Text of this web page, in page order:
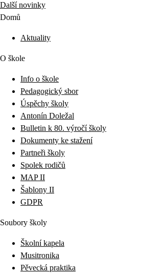
Další novinky
Domů
Aktuality
O škole
Info o škole
Pedagogický sbor
Úspěchy školy
Antonín Doležal
Bulletin k 80. výročí školy
Dokumenty ke stažení
Partneři školy
Spolek rodičů
MAP II
Šablony II
GDPR
Soubory školy
Školní kapela
Musitronika
Pěvecká praktika